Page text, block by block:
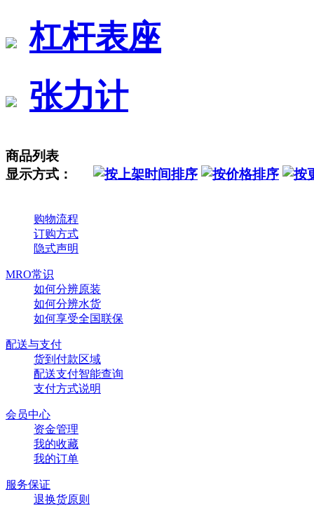
杠杆表座
张力计
商品列表
显示方式：
购物流程
订购方式
隐式声明
MRO常识
如何分辨原装
如何分辨水货
如何享受全国联保
配送与支付
货到付款区域
配送支付智能查询
支付方式说明
会员中心
资金管理
我的收藏
我的订单
服务保证
退换货原则